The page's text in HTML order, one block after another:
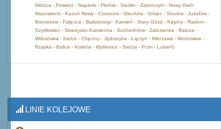
Nidzica - Powierz - Napierki - Płońsk - Siedlin - Zakroczym - Nowy Dwór
Mazowiecki - Kazuń Nowy - Czosnów - Głuchów - Grójec - Skurów - Juzefów -
Broniszew - Falęcice - Białobrzegi - Kamień - Stary Gózd - Kępiny - Radom -
Szydłowiec - Skarżysko-Kamienna - Suchedniów - Zalezianka - Barcza -
Wiśniówka - Kielce - Chęciny - Jędrzejów - Łączyn - Mierzawa - Wodzisław -
Rząska - Balice - Kraków - Myślenice - Stróża - Pcim - Lubień)
LINIE KOLEJOWE